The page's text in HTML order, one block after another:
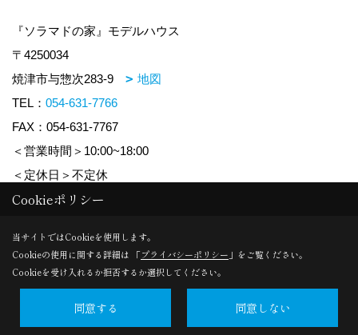
『ソラマドの家』モデルハウス
〒4250034
焼津市与惣次283-9
地図
TEL： 054-631-7766
FAX：054-631-7767
＜営業時間＞10:00~18:00
＜定休日＞不定休
Copyright (c) honesthome. All Rights Reserved.
Produced byゴデスクリエイト
Cookieポリシー
当サイトではCookieを使用します。
Cookieの使用に関する詳細は 「プライバシーポリシー 」をご覧ください。
Cookieを受け入れるか拒否するか選択してください。
同意する 同意しない